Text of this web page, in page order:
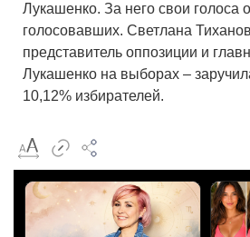
Лукашенко. За него свои голоса
голосовавших. Светлана
представитель оппозиции и
Лукашенко на выборах –
10,12% избирателей.